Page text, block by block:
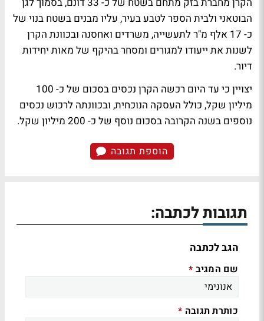
הבוטאני ולבית הספר לטבע בעיר, עליו מבנים בשטח בנוי של
כ- 17 אלף מ"ר לתעשייה, משרדים ואחסנה ובכוונת הקרן
לשנות את ייעודו למגורים ומסחר בהיקף של מאות יחידות
דיור.
יצויין כי עד היום רכשה הקרן נכסים בסכום של כ- 100
מיליון שקל, כולל העסקה הנוכחית, ובכוונתה לרכוש נכסים
נוספים בשנה הקרובה בסכום נוסף של כ- 200 מיליון שקל.
הוספת תגובה
תגובות לכתבה:
הגב לכתבה
שם המגיב *
כותרת תגובה *